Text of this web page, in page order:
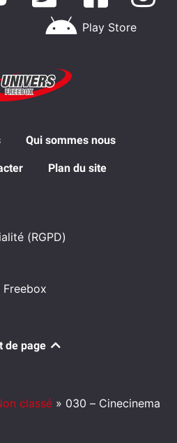
Play Store
Qui sommes nous
Plan du site
(RGPD)
de page
classé » 030 – Cinecinema